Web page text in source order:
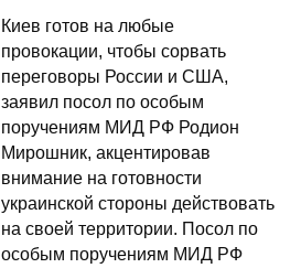
Киев готов на любые
провокации, чтобы сорвать
переговоры России и США,
заявил посол по особым
поручениям МИД РФ Родион
Мирошник, акцентировав
внимание на готовности
украинской стороны действовать
на своей территории. Посол по
особым поручениям МИД РФ